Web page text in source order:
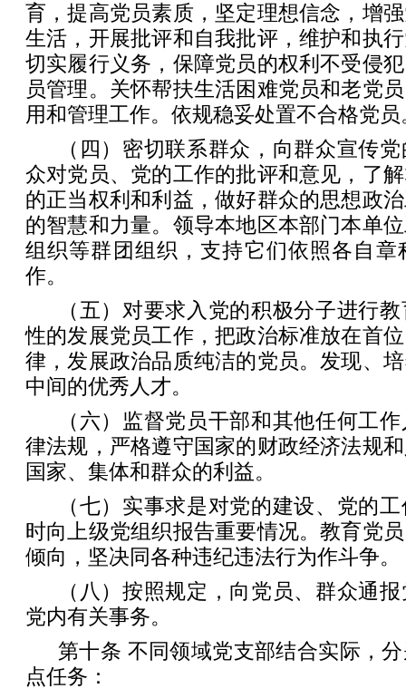
育，提高党员素质，坚定理想信念，增
生活，开展批评和自我批评，维护和执
切实履行义务，保障党员的权利不受侵
员管理。关怀帮扶生活困难党员和老党
用和管理工作。依规稳妥处置不合格党员
（四）密切联系群众，向群众宣传
众对党员、党的工作的批评和意见，了
的正当权利和利益，做好群众的思想政
的智慧和力量。领导本地区本部门本单
组织等群团组织，支持它们依照各自章
作。
（五）对要求入党的积极分子进行
性的发展党员工作，把政治标准放在首
律，发展政治品质纯洁的党员。发现、
中间的优秀人才。
（六）监督党员干部和其他任何工
律法规，严格遵守国家的财政经济法规
国家、集体和群众的利益。
（七）实事求是对党的建设、党的
时向上级党组织报告重要情况。教育党
倾向，坚决同各种违纪违法行为作斗争。
（八）按照规定，向党员、群众通
党内有关事务。
第十条 不同领域党支部结合实际，
点任务：